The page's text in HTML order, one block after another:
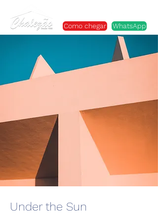
Como chegar WhatsApp
Under the Sun